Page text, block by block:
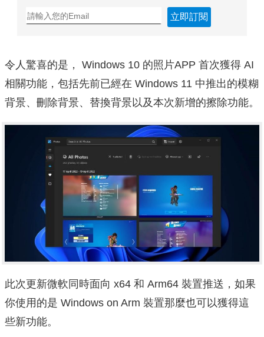
立即訂閱
令人驚喜的是， Windows 10 的照片APP 首次獲得 AI
相關功能，包括先前已經在 Windows 11 中推出的模糊
背景、刪除背景、替換背景以及本次新增的擦除功能。
此次更新微軟同時面向 x64 和 Arm64 裝置推送，如果
你使用的是 Windows on Arm 裝置那麼也可以獲得這
些新功能。